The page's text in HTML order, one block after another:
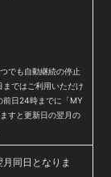
でも自動継続の停止
ではご利用いただけ
前日24時までに「MY
すと更新日の翌月の
同日となりま